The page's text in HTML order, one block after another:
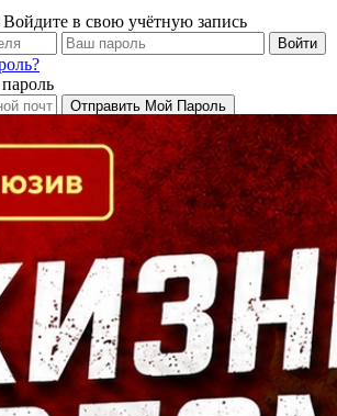
в свою учётную запись
регионе